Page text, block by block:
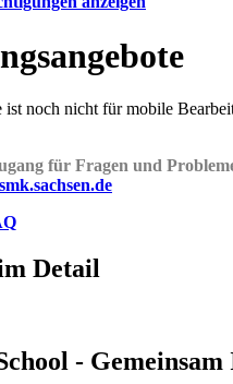
ist noch nicht für mobile
für Fragen und
Detail
- Gemeinsam